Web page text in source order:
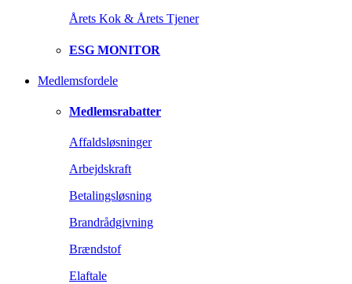
Årets Kok & Årets Tjener
ESG MONITOR
Medlemsfordele
Medlemsrabatter
Affaldsløsninger
Arbejdskraft
Betalingsløsning
Brandrådgivning
Brændstof
Elaftale